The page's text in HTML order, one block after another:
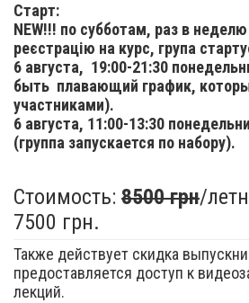
Старт:
NEW!!! по субботам, раз в
реєстрацію на курс, група
6 августа, 19:00-21:30
быть плавающий график,
участниками).
6 августа, 11:00-13:30
(группа запускается по набору).
Стоимость: 8500 грн/
7500 грн.
Также действует скидка
предоставляется доступ к
лекций.